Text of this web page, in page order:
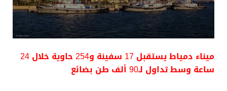
ميناء دمياط يستقبل 17 سفينة و254 حاوية خلال 24
ساعة وسط تداول لـ90 ألف طن بضائع